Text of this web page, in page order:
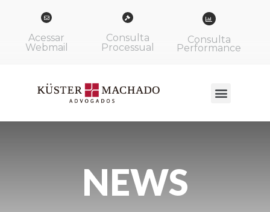
Acessar
Webmail
Consulta
Processual
Consulta
Performance
NEWS